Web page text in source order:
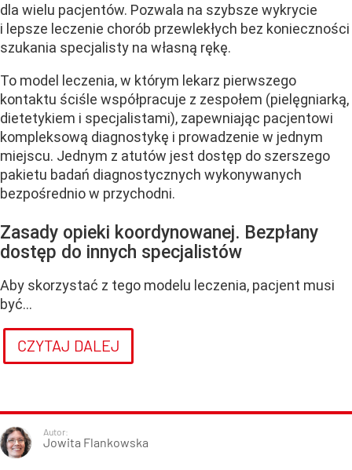
dla wielu pacjentów. Pozwala na szybsze wykrycie
i lepsze leczenie chorób przewlekłych bez konieczności
szukania specjalisty na własną rękę.
To model leczenia, w którym lekarz pierwszego
kontaktu ściśle współpracuje z zespołem (pielęgniarką,
dietetykiem i specjalistami), zapewniając pacjentowi
kompleksową diagnostykę i prowadzenie w jednym
miejscu. Jednym z atutów jest dostęp do szerszego
pakietu badań diagnostycznych wykonywanych
bezpośrednio w przychodni.
Zasady opieki koordynowanej. Bezpłany
dostęp do innych specjalistów
Aby skorzystać z tego modelu leczenia, pacjent musi
być...
CZYTAJ DALEJ
Autor:
Jowita Flankowska